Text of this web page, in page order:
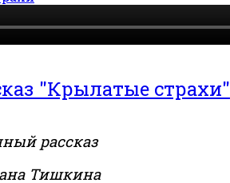
"Крылатые страхи"
рассказ
Тишкина